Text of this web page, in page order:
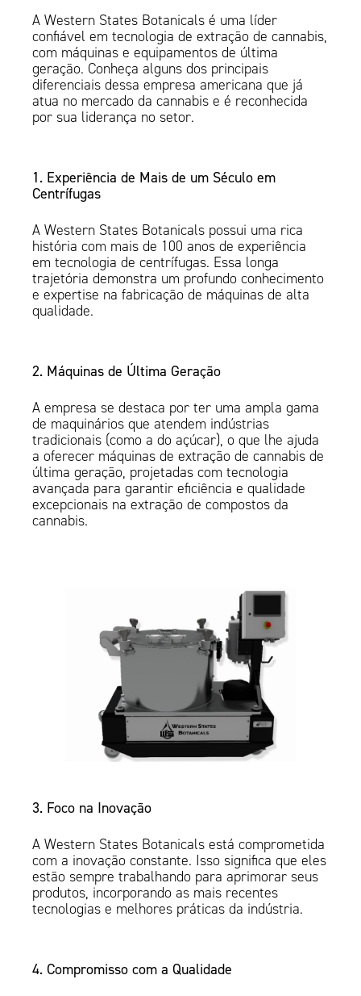
A Western States Botanicals é uma líder
confiável em tecnologia de extração de cannabis,
com máquinas e equipamentos de última
geração. Conheça alguns dos principais
diferenciais dessa empresa americana que já
atua no mercado da cannabis e é reconhecida
por sua liderança no setor.
1. Experiência de Mais de um Século em
Centrífugas
A Western States Botanicals possui uma rica
história com mais de 100 anos de experiência
em tecnologia de centrífugas. Essa longa
trajetória demonstra um profundo conhecimento
e expertise na fabricação de máquinas de alta
qualidade.
2. Máquinas de Última Geração
A empresa se destaca por ter uma ampla gama
de maquinários que atendem indústrias
tradicionais (como a do açúcar), o que lhe ajuda
a oferecer máquinas de extração de cannabis de
última geração, projetadas com tecnologia
avançada para garantir eficiência e qualidade
excepcionais na extração de compostos da
cannabis.
3. Foco na Inovação
A Western States Botanicals está comprometida
com a inovação constante. Isso significa que eles
estão sempre trabalhando para aprimorar seus
produtos, incorporando as mais recentes
tecnologias e melhores práticas da indústria.
4. Compromisso com a Qualidade